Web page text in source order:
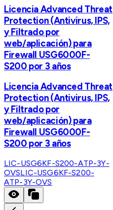
Licencia Advanced Threat
Protection (Antivirus, IPS,
y Filtrado por
web/aplicación) para
Firewall USG6000F-
S200 por 3 años
Licencia Advanced Threat
Protection (Antivirus, IPS,
y Filtrado por
web/aplicación) para
Firewall USG6000F-
S200 por 3 años
LIC-USG6KF-S200-ATP-3Y-
OVSLIC-USG6KF-S200-
ATP-3Y-OVS